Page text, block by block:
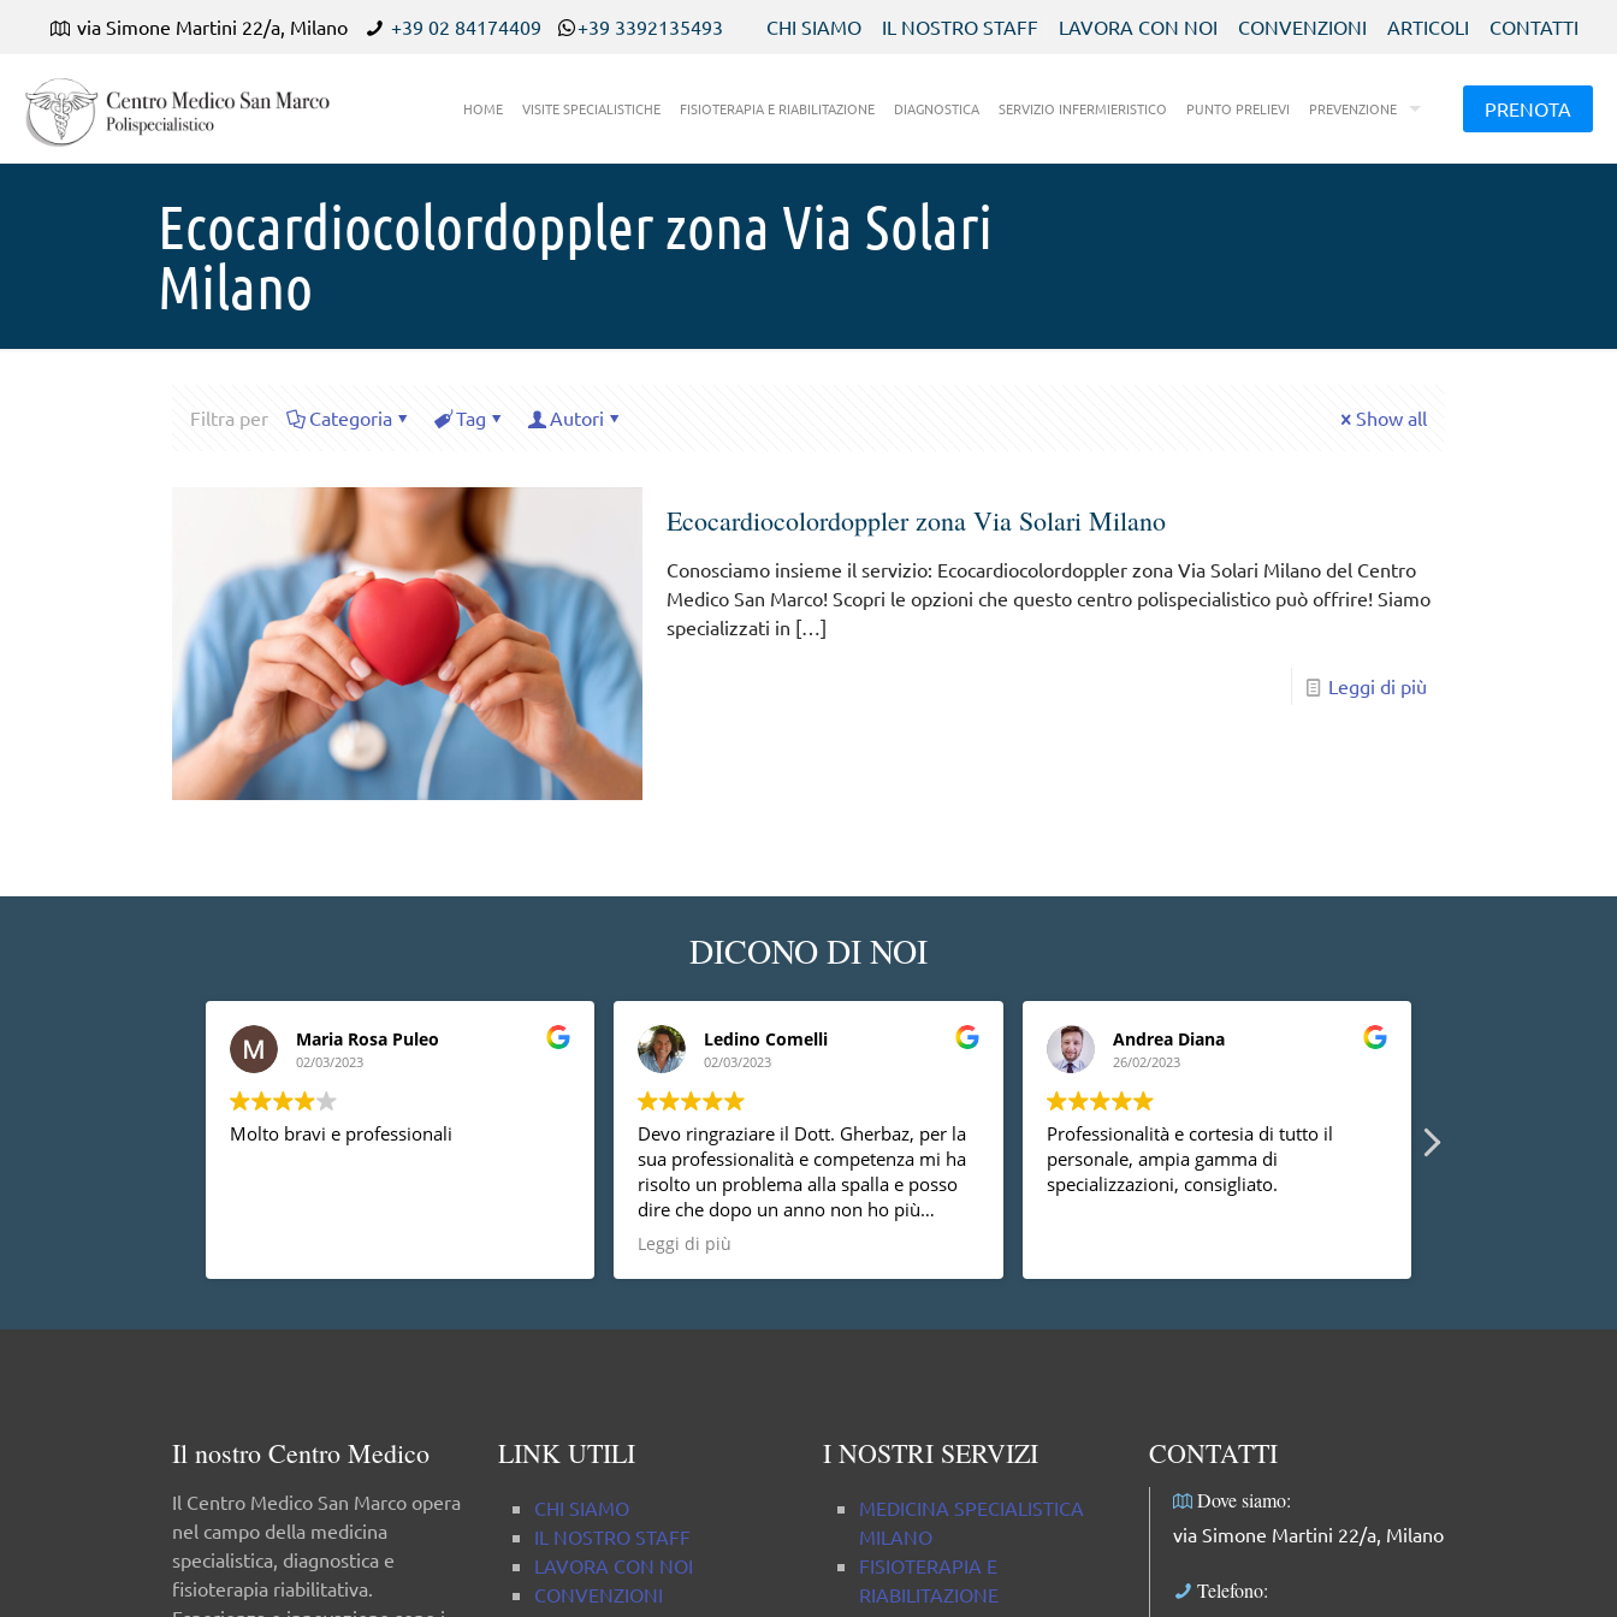
via Simone Martini 22/a, Milano +39 02 84174409 +39 3392135493 CHI SIAMO IL NOSTRO STAFF LAVORA CON NOI CONVENZIONI ARTICOLI CONTATTI
HOME VISITE SPECIALISTICHE FISIOTERAPIA E RIABILITAZIONE DIAGNOSTICA SERVIZIO INFERMIERISTICO PUNTO PRELIEVI PREVENZIONE PRENOTA
Ecocardiocolordoppler zona Via Solari
Milano
Filtra per Categoria Tag Autori Show all
Ecocardiocolordoppler zona Via Solari Milano
Conosciamo insieme il servizio: Ecocardiocolordoppler zona Via Solari Milano del Centro
Medico San Marco! Scopri le opzioni che questo centro polispecialistico può offrire! Siamo
specializzati in […]
Leggi di più
DICONO DI NOI
Maria Rosa Puleo
02/03/2023
Molto bravi e professionali
Ledino Comelli
02/03/2023
Devo ringraziare il Dott. Gherbaz, per la
sua professionalità e competenza mi ha
risolto un problema alla spalla e posso
dire che dopo un anno non ho più
nessun dolore, vorrei anche dire che è
una persona molto disponibile cosa non
da tutti.
Leggi di più
Andrea Diana
26/02/2023
Professionalità e cortesia di tutto il
personale, ampia gamma di
specializzazioni, consigliato.
Il nostro Centro Medico
Il Centro Medico San Marco opera
nel campo della medicina
specialistica, diagnostica e
fisioterapia riabilitativa.
LINK UTILI
CHI SIAMO
IL NOSTRO STAFF
LAVORA CON NOI
CONVENZIONI
I NOSTRI SERVIZI
MEDICINA SPECIALISTICA
MILANO
FISIOTERAPIA E
RIABILITAZIONE
CONTATTI
Dove siamo:
via Simone Martini 22/a, Milano
Telefono: